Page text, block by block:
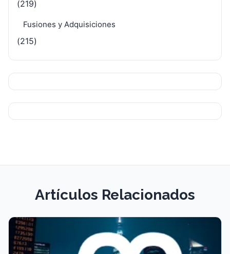
(219)
Fusiones y Adquisiciones
(215)
Artículos Relacionados